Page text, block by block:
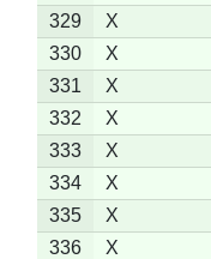
329
X
330
X
331
X
332
X
333
X
334
X
335
X
336
X